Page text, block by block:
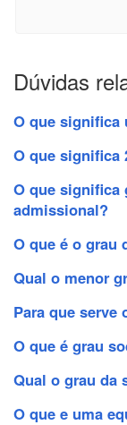
Dúvidas
O que significa
O que significa
O que significa
admissional?
O que é o grau
Qual o menor
Para que serve
O que é grau
Qual o grau da
O que e uma